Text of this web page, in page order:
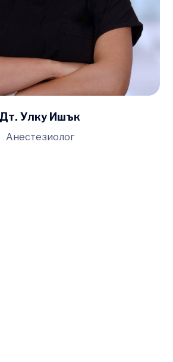
Дт. Улку Ишък
Анестезиолог